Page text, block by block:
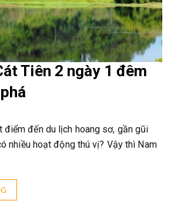
Tiên 2 ngày 1 đêm
điểm đến du lịch hoang sơ, gần gũi
nhiều hoạt động thú vị? Vậy thì Nam